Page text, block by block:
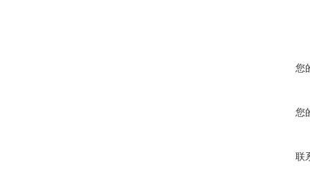
您
您
联